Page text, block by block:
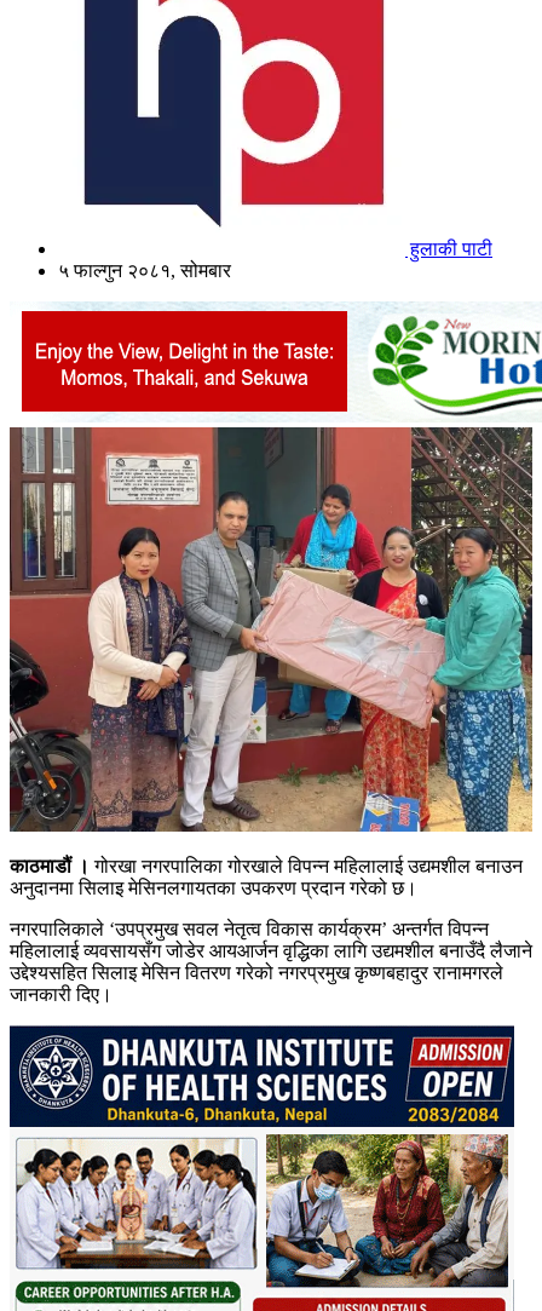
हुलाकी पाटी
५ फाल्गुन २०८१, सोमबार
काठमाडौं । गोरखा नगरपालिका गोरखाले विपन्न महिलालाई उद्यमशील बनाउन
अनुदानमा सिलाइ मेसिनलगायतका उपकरण प्रदान गरेको छ।
नगरपालिकाले ‘उपप्रमुख सवल नेतृत्व विकास कार्यक्रम’ अन्तर्गत विपन्न
महिलालाई व्यवसायसँग जोडेर आयआर्जन वृद्धिका लागि उद्यमशील बनाउँदै लैजाने
उद्देश्यसहित सिलाइ मेसिन वितरण गरेको नगरप्रमुख कृष्णबहादुर रानामगरले
जानकारी दिए।